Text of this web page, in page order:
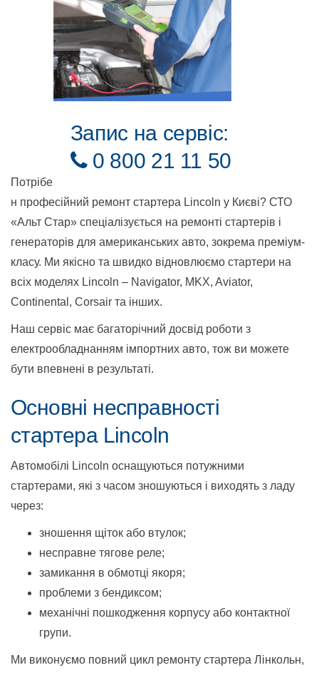
Запис на сервіс:
0 800 21 11 50
Потрібе
н професійний ремонт стартера Lincoln у Києві? СТО
«Альт Стар» спеціалізується на ремонті стартерів і
генераторів для американських авто, зокрема преміум-
класу. Ми якісно та швидко відновлюємо стартери на
всіх моделях Lincoln – Navigator, MKX, Aviator,
Continental, Corsair та інших.
Наш сервіс має багаторічний досвід роботи з
електрообладнанням імпортних авто, тож ви можете
бути впевнені в результаті.
Основні несправності
стартера Lincoln
Автомобілі Lincoln оснащуються потужними
стартерами, які з часом зношуються і виходять з ладу
через:
зношення щіток або втулок;
несправне тягове реле;
замикання в обмотці якоря;
проблеми з бендиксом;
механічні пошкодження корпусу або контактної
групи.
Ми виконуємо повний цикл ремонту стартера Лінкольн,